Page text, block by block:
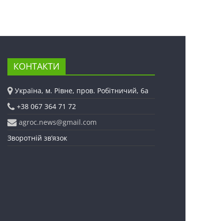
КОНТАКТИ
Україна, м. Рівне, пров. Робітничий, 6а
+38 067 364 71 72
agroc.news@gmail.com
Зворотній зв’язок